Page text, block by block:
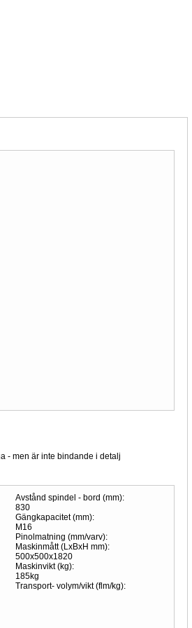
- men är inte bindande i detalj
Avstånd spindel - bord (mm):
830
Gängkapacitet (mm):
M16
Pinolmatning (mm/varv):
Maskinmått (LxBxH mm):
500x500x1820
Maskinvikt (kg):
185kg
Transport- volym/vikt (flm/kg):